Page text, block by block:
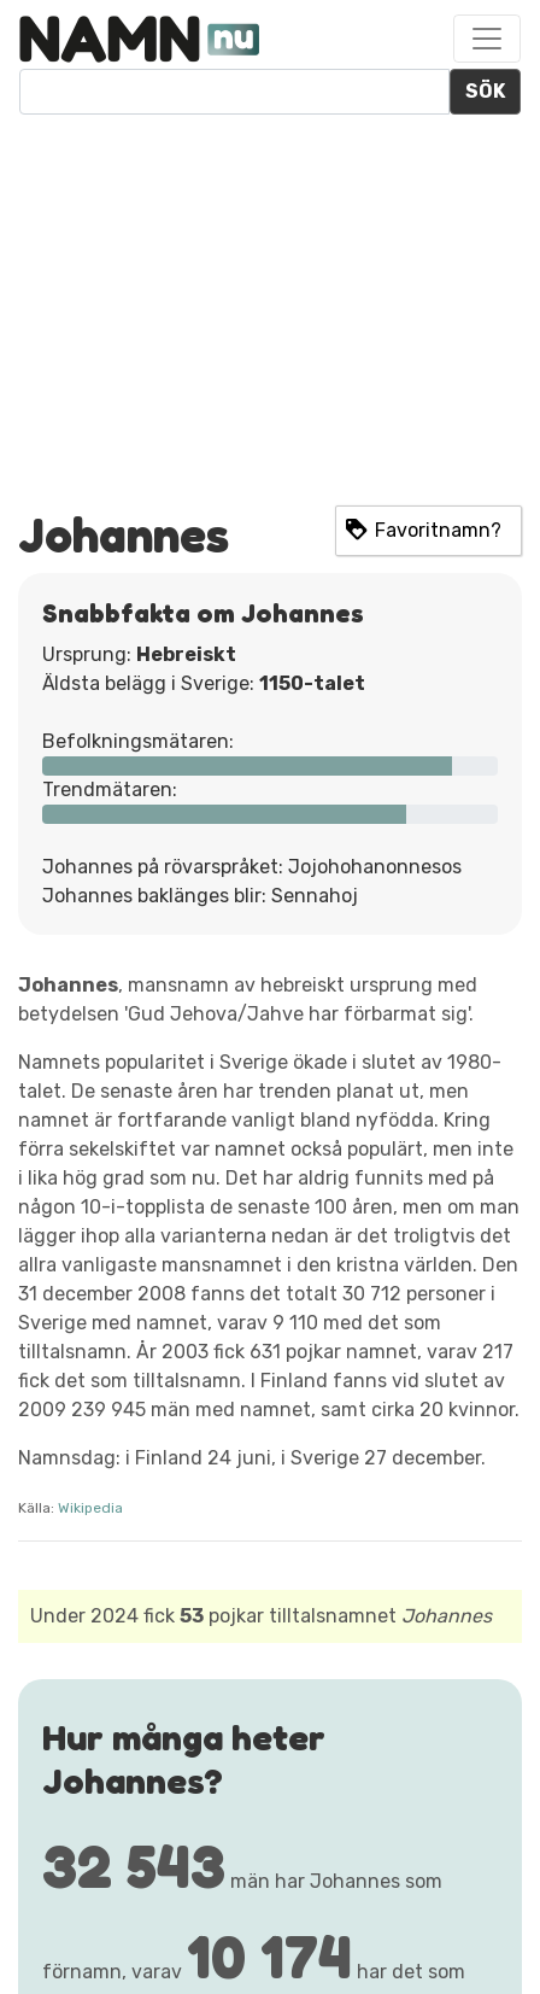
SÖK
Johannes Favoritnamn?
Snabbfakta om Johannes
Ursprung: Hebreiskt
Äldsta belägg i Sverige: 1150-talet
Befolkningsmätaren:
Trendmätaren:
Johannes på rövarspråket: Jojohohanonnesos
Johannes baklänges blir: Sennahoj
Johannes, mansnamn av hebreiskt ursprung med
betydelsen 'Gud Jehova/Jahve har förbarmat sig'.
Namnets popularitet i Sverige ökade i slutet av 1980-
talet. De senaste åren har trenden planat ut, men
namnet är fortfarande vanligt bland nyfödda. Kring
förra sekelskiftet var namnet också populärt, men inte
i lika hög grad som nu. Det har aldrig funnits med på
någon 10-i-topplista de senaste 100 åren, men om man
lägger ihop alla varianterna nedan är det troligtvis det
allra vanligaste mansnamnet i den kristna världen. Den
31 december 2008 fanns det totalt 30 712 personer i
Sverige med namnet, varav 9 110 med det som
tilltalsnamn. År 2003 fick 631 pojkar namnet, varav 217
fick det som tilltalsnamn. I Finland fanns vid slutet av
2009 239 945 män med namnet, samt cirka 20 kvinnor.
Namnsdag: i Finland 24 juni, i Sverige 27 december.
Källa: Wikipedia
Under 2024 fick 53 pojkar tilltalsnamnet Johannes
Hur många heter
Johannes?
32 543 män har Johannes som
förnamn, varav 10 174 har det som